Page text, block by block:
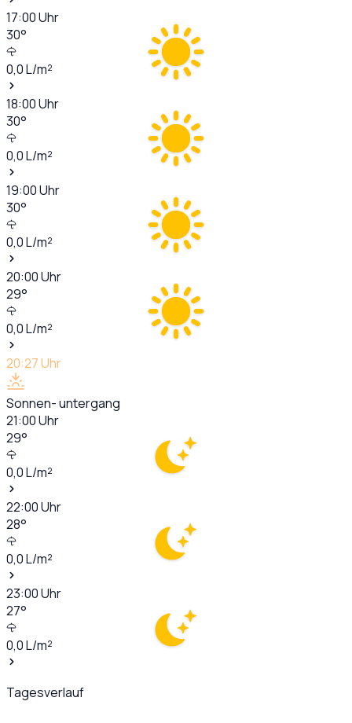
17:00Uhr
30°
0,0L/m²
18:00Uhr
30°
0,0L/m²
19:00Uhr
30°
0,0L/m²
20:00Uhr
29°
0,0L/m²
20:27Uhr
Sonnen- untergang
21:00Uhr
29°
0,0L/m²
22:00Uhr
28°
0,0L/m²
23:00Uhr
27°
0,0L/m²
Tagesverlauf